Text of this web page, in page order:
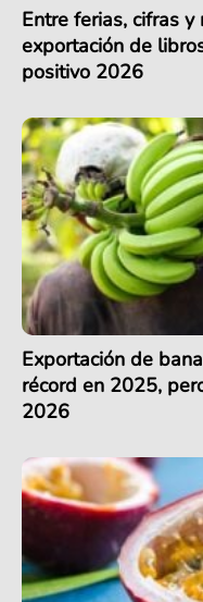
Entre ferias, cifras
exportación de
positivo 2026
Exportación de
récord en 2025,
2026